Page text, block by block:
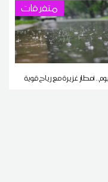
متفرقات
أمطار غزيرة مع رياح قوية